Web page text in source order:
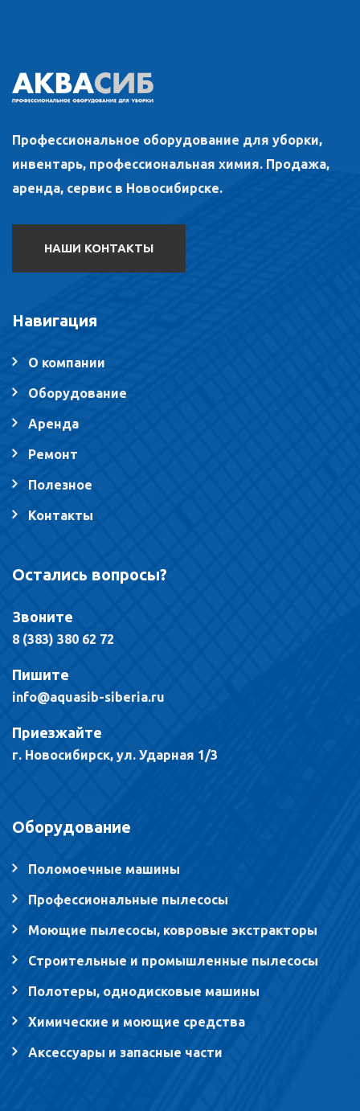
Профессиональное оборудование для уборки,
инвентарь, профессиональная химия. Продажа,
аренда, сервис в Новосибирске.
НАШИ КОНТАКТЫ
Навигация
О компании
Оборудование
Аренда
Ремонт
Полезное
Контакты
Остались вопросы?
Звоните
8 (383) 380 62 72
Пишите
info@aquasib-siberia.ru
Приезжайте
г. Новосибирск, ул. Ударная 1/3
Оборудование
Поломоечные машины
Профессиональные пылесосы
Моющие пылесосы, ковровые экстракторы
Строительные и промышленные пылесосы
Полотеры, однодисковые машины
Химические и моющие средства
Аксессуары и запасные части